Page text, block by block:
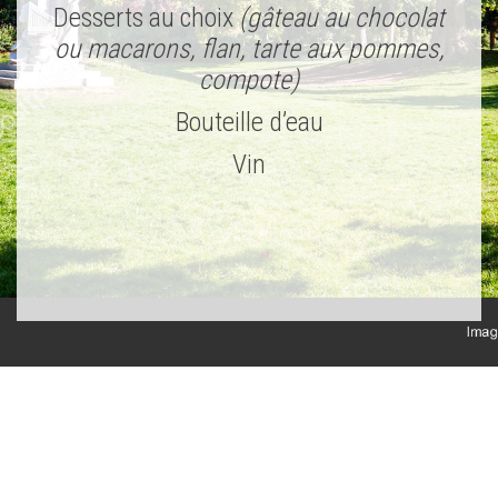
Desserts au choix(gâteau au chocolat
ou macarons, flan, tarte aux pommes,
compote)
Bouteille d’eau
Vin